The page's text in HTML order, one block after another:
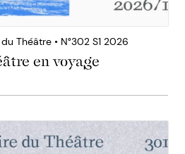
Théâtre • N°302 S1 2026
en voyage